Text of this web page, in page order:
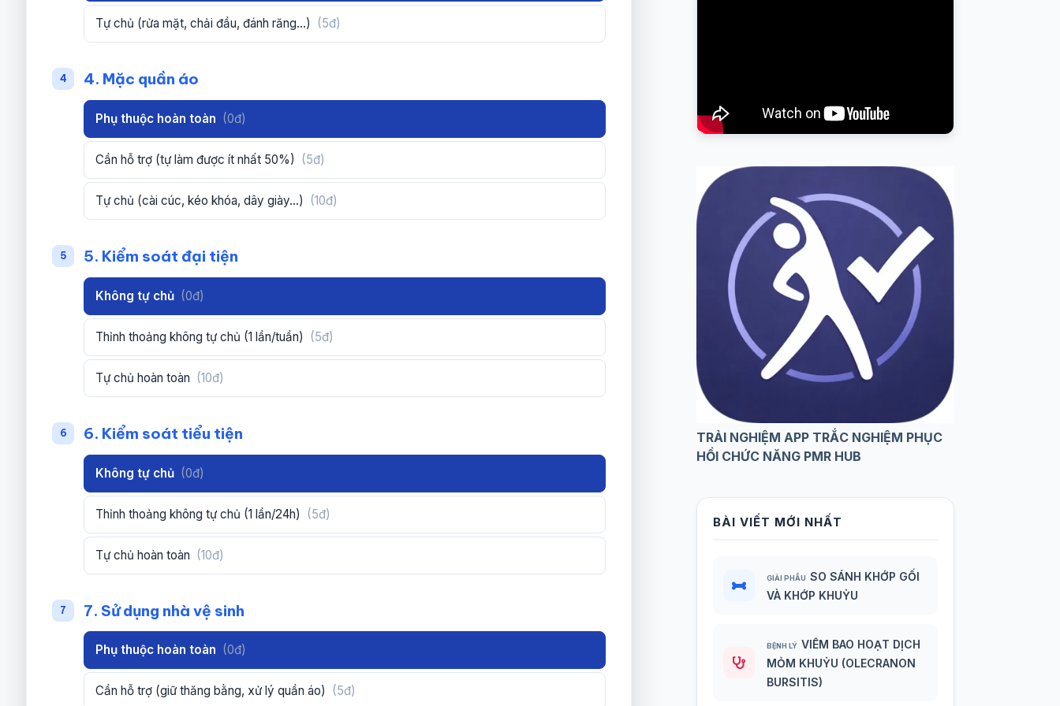
Tự chủ (rửa mặt, chải đầu, đánh răng...) (5đ)
4 4. Mặc quần áo
Phụ thuộc hoàn toàn (0đ)
Cần hỗ trợ (tự làm được ít nhất 50%) (5đ)
Tự chủ (cài cúc, kéo khóa, dây giày...) (10đ)
5 5. Kiểm soát đại tiện
Không tự chủ (0đ)
Thỉnh thoảng không tự chủ (1 lần/tuần) (5đ)
Tự chủ hoàn toàn (10đ)
6 6. Kiểm soát tiểu tiện
Không tự chủ (0đ)
Thỉnh thoảng không tự chủ (1 lần/24h) (5đ)
Tự chủ hoàn toàn (10đ)
7 7. Sử dụng nhà vệ sinh
Phụ thuộc hoàn toàn (0đ)
Cần hỗ trợ (giữ thăng bằng, xử lý quần áo) (5đ)
TRẢI NGHIỆM APP TRẮC NGHIỆM PHỤC
HỒI CHỨC NĂNG PMR HUB
BÀI VIẾT MỚI NHẤT
GIẢI PHẪU SO SÁNH KHỚP GỐI
VÀ KHỚP KHUỶU
BỆNH LÝ VIÊM BAO HOẠT DỊCH
MỎM KHUỶU (OLECRANON
BURSITIS)